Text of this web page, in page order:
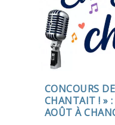
CONCOURS
CHANTAIT ! »
AOÛT À